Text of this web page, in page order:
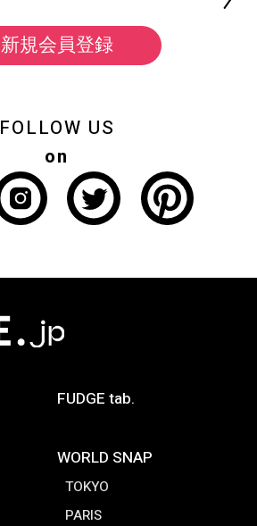
新規会員登録
FOLLOW US
on
FUDGE tab.
WORLD SNAP
TOKYO
PARIS